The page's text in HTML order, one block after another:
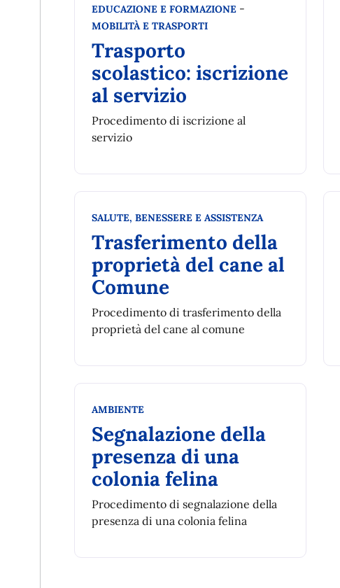
Categoria:
EDUCAZIONE E FORMAZIONE -
MOBILITÀ E TRASPORTI
Trasporto
scolastico: iscrizione
al servizio
Procedimento di iscrizione al
servizio
Categoria:
SALUTE, BENESSERE E ASSISTENZA
Trasferimento della
proprietà del cane al
Comune
Procedimento di trasferimento della
proprietà del cane al comune
Categoria:
AMBIENTE
Segnalazione della
presenza di una
colonia felina
Procedimento di segnalazione della
presenza di una colonia felina